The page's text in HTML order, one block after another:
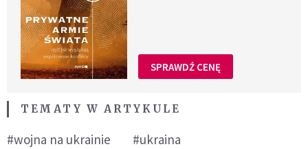
SPRAWDŹ CENĘ
TEMATY W ARTYKULE
#wojna na ukrainie #ukraina